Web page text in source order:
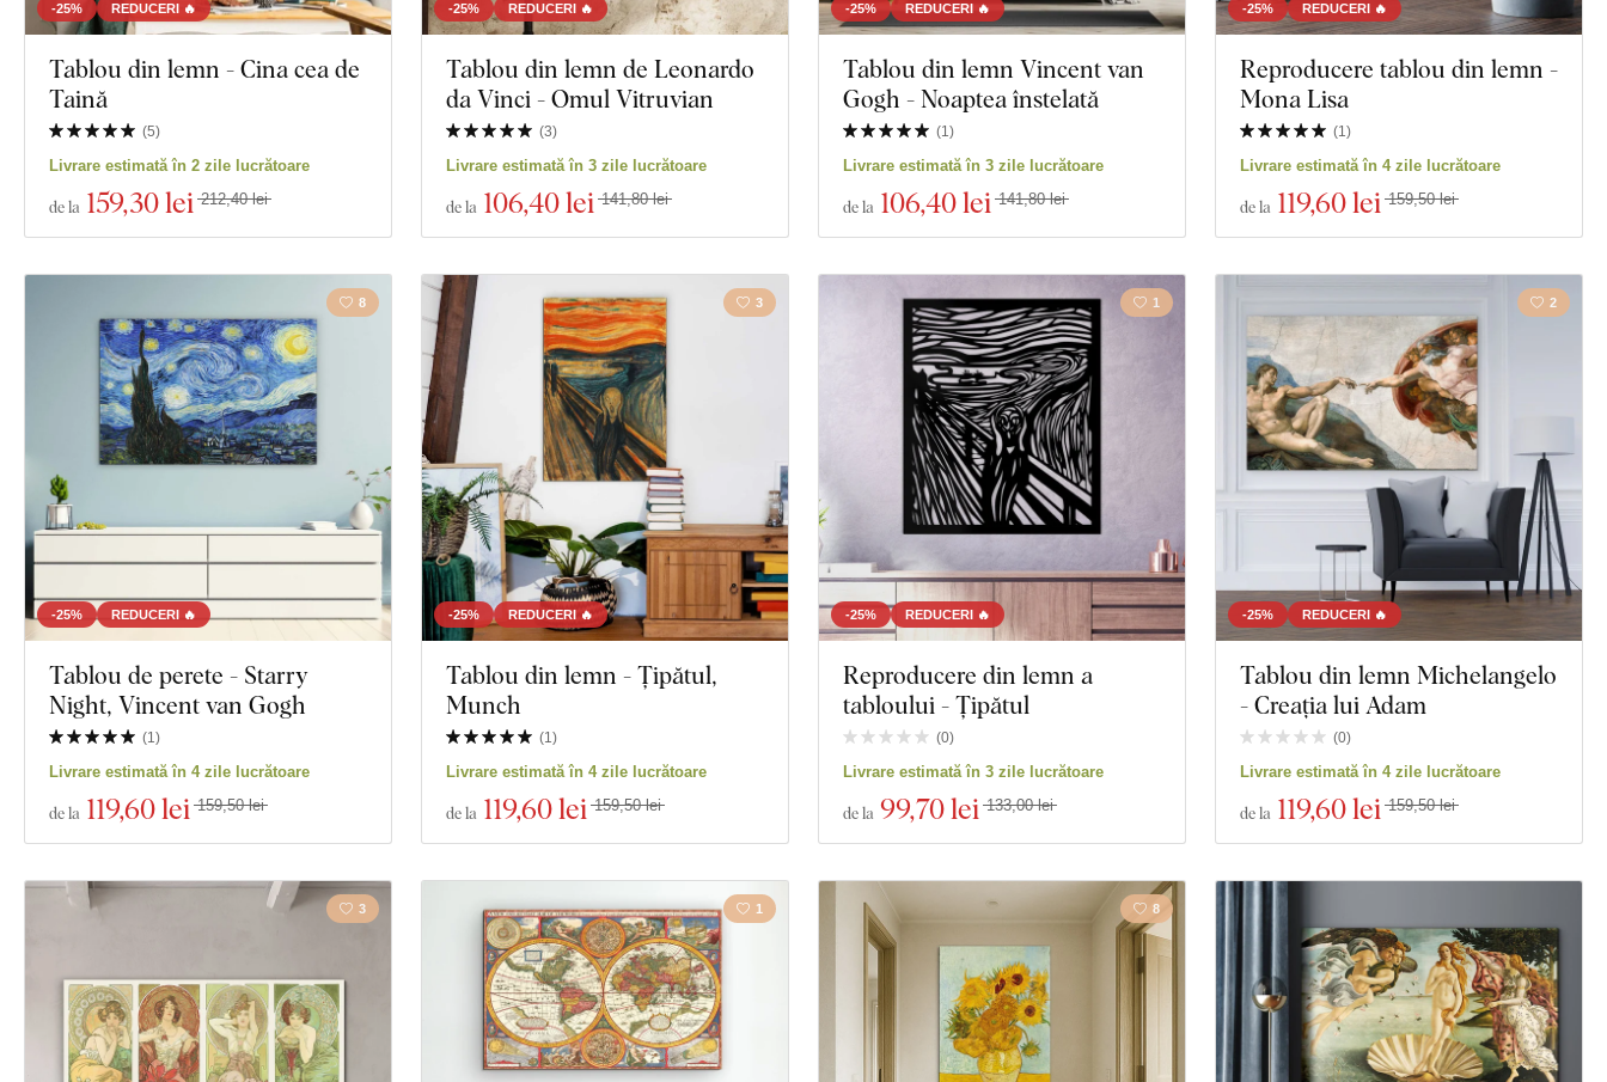
-25% REDUCERI 🔥
Tablou din lemn - Cina cea de
Taină
(5)
Livrare estimată în 2 zile lucrătoare
de la 159,30 lei 212,40 lei
-25% REDUCERI 🔥
Tablou din lemn de Leonardo
da Vinci - Omul Vitruvian
(3)
Livrare estimată în 3 zile lucrătoare
de la 106,40 lei 141,80 lei
-25% REDUCERI 🔥
Tablou din lemn Vincent van
Gogh - Noaptea înstelată
(1)
Livrare estimată în 3 zile lucrătoare
de la 106,40 lei 141,80 lei
-25% REDUCERI 🔥
Reproducere tablou din lemn -
Mona Lisa
(1)
Livrare estimată în 4 zile lucrătoare
de la 119,60 lei 159,50 lei
-25% REDUCERI 🔥
8
Tablou de perete - Starry
Night, Vincent van Gogh
(1)
Livrare estimată în 4 zile lucrătoare
de la 119,60 lei 159,50 lei
-25% REDUCERI 🔥
3
Tablou din lemn - Țipătul,
Munch
(1)
Livrare estimată în 4 zile lucrătoare
de la 119,60 lei 159,50 lei
-25% REDUCERI 🔥
1
Reproducere din lemn a
tabloului - Țipătul
(0)
Livrare estimată în 3 zile lucrătoare
de la 99,70 lei 133,00 lei
-25% REDUCERI 🔥
2
Tablou din lemn Michelangelo
- Creația lui Adam
(0)
Livrare estimată în 4 zile lucrătoare
de la 119,60 lei 159,50 lei
3 1 8